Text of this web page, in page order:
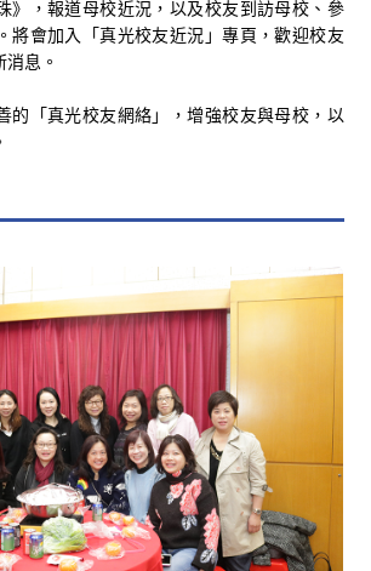
》，報道母校近況，以及校友到訪母校、參
將會加入「真光校友近況」專頁，歡迎校友
息。
的「真光校友網絡」，增強校友與母校，以